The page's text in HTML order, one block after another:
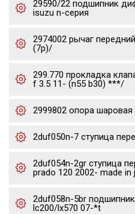
29590/22 подшипник
isuzu n-серия
2974002 рычаг
(7p)/
299.770 прокладка
f 3.5 11- (n55 b30) ***/
2999802 опора
2duf050n-7 ступица
2duf054n-2gr ступица
prado 120 2002- made in
2duf058n-5br
lc200/lx570 07-*t